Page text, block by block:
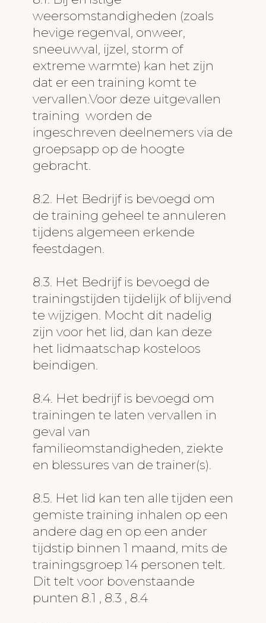
weersomstandigheden (zoals
hevige regenval, onweer,
sneeuwval, ijzel, storm of
extreme warmte) kan het zijn
dat er een training komt te
vervallen.Voor deze uitgevallen
training worden de
ingeschreven deelnemers via de
groepsapp op de hoogte
gebracht.
8.2. Het Bedrijf is bevoegd om
de training geheel te annuleren
tijdens algemeen erkende
feestdagen.
8.3. Het Bedrijf is bevoegd de
trainingstijden tijdelijk of blijvend
te wijzigen. Mocht dit nadelig
zijn voor het lid, dan kan deze
het lidmaatschap kosteloos
beindigen.
8.4. Het bedrijf is bevoegd om
trainingen te laten vervallen in
geval van
familieomstandigheden, ziekte
en blessures van de trainer(s).
8.5. Het lid kan ten alle tijden een
gemiste training inhalen op een
andere dag en op een ander
tijdstip binnen 1 maand, mits de
trainingsgroep 14 personen telt.
Dit telt voor bovenstaande
punten 8.1 , 8.3 , 8.4